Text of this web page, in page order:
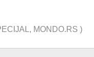
, MONDO.RS )